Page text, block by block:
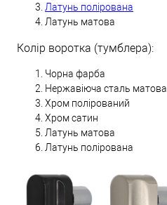
Латунь полірована
Латунь матова
Колір воротка (тумблера):
Чорна фарба
Нержавіюча сталь матова
Хром полірований
Хром сатин
Латунь матова
Латунь полірована